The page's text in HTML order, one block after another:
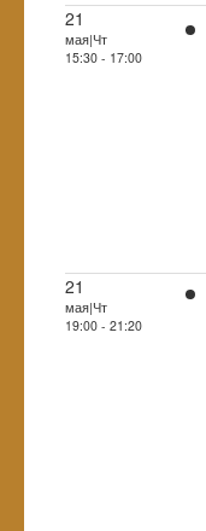
21
мая|Чт
15:30 - 17:00
21
мая|Чт
19:00 - 21:20